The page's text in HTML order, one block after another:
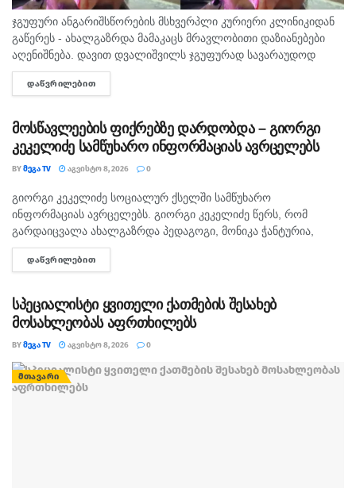
ჯგუფური ანგარიშსწორების მსხვერპლი კურიერი კლინიკიდან
გაწერეს - ახალგაზრდა მამაკაცს მრავლობითი დაზიანებები
აღენიშნება. დავით დვალიშვილს ჯგუფურად სავარაუდოდ
ხუთამდე მოზარდი გუშინ გაუსწორდა. ჯერ-ჯერობით
თავდამსხმელების დაკავების შესახებ ინფორმაცია არ
სამეთვალყურეო...
ᲓᲐᲬᲕᲠᲘᲚᲔᲑᲘᲗ
მოსწავლეების ფიქრებზე დარდობდა – გიორგი
კეკელიძე სამწუხარო ინფორმაციას ავრცელებს
BYᲛᲔᲒᲐ TV ᲐᲒᲕᲘᲡᲢᲝ 8, 2026 0
ᲛᲗᲐᲕᲐᲠᲘ
გიორგი კეკელიძე სოციალურ ქსელში სამწუხარო
ინფორმაციას ავრცელებს. გიორგი კეკელიძე წერს, რომ
გარდაიცვალა ახალგაზრდა პედაგოგი, მონიკა ჭანტურია,
რომელიც თავისი მოსწავლეების მიმართ განსაკუთრებული
სიყვარულით გამოირჩეოდა. „არასდროს მგონებია, რომ აქ,
ᲓᲐᲬᲕᲠᲘᲚᲔᲑᲘᲗ
სპეციალისტი ყვითელი ქათმების შესახებ
მოსახლეობას აფრთხილებს
BYᲛᲔᲒᲐ TV ᲐᲒᲕᲘᲡᲢᲝ 8, 2026 0
ᲛᲗᲐᲕᲐᲠᲘ